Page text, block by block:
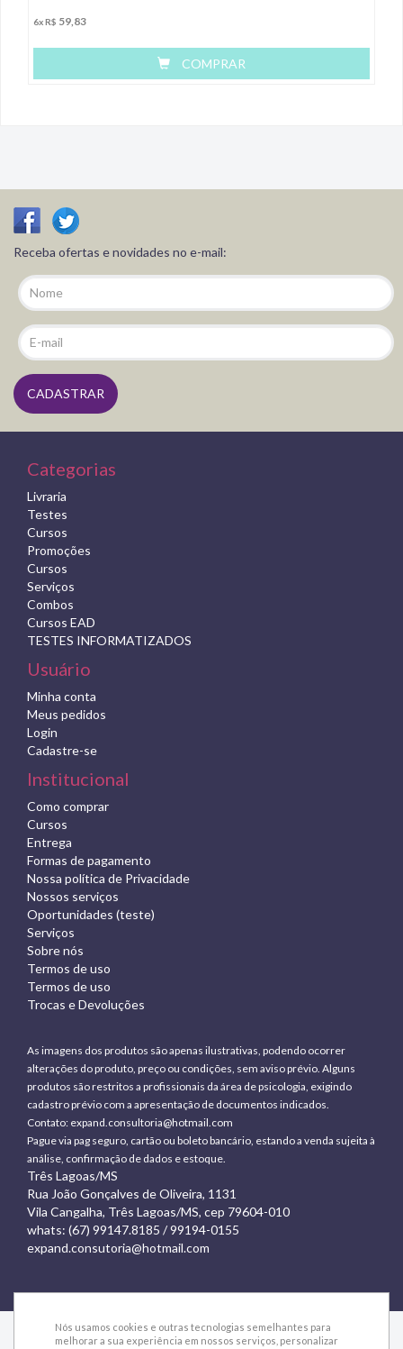
6x R$ 59,83
COMPRAR
Receba ofertas e novidades no e-mail:
Categorias
Livraria
Testes
Cursos
Promoções
Cursos
Serviços
Combos
Cursos EAD
TESTES INFORMATIZADOS
Usuário
Minha conta
Meus pedidos
Login
Cadastre-se
Institucional
Como comprar
Cursos
Entrega
Formas de pagamento
Nossa política de Privacidade
Nossos serviços
Oportunidades (teste)
Serviços
Sobre nós
Termos de uso
Termos de uso
Trocas e Devoluções
As imagens dos produtos são apenas ilustrativas, podendo ocorrer
alterações do produto, preço ou condições, sem aviso prévio. Alguns
produtos são restritos a profissionais da área de psicologia, exigindo
cadastro prévio com a apresentação de documentos indicados.
Contato: expand.consultoria@hotmail.com
Pague via pag seguro, cartão ou boleto bancário, estando a venda sujeita à
análise, confirmação de dados e estoque.
Três Lagoas/MS
Rua João Gonçalves de Oliveira, 1131
Vila Cangalha, Três Lagoas/MS, cep 79604-010
whats: (67) 99147.8185 / 99194-0155
expand.consutoria@hotmail.com
Nós usamos cookies e outras tecnologias semelhantes para
melhorar a sua experiência em nossos serviços, personalizar